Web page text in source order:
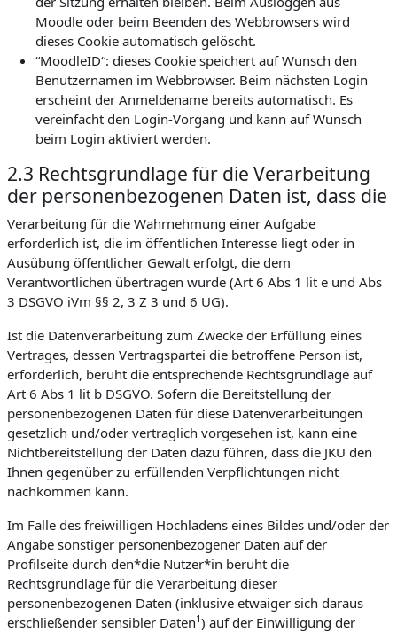
Moodle oder beim Beenden des Webbrowsers wird
dieses Cookie automatisch gelöscht.
“MoodleID“: dieses Cookie speichert auf Wunsch den
Benutzernamen im Webbrowser. Beim nächsten Login
erscheint der Anmeldename bereits automatisch. Es
vereinfacht den Login-Vorgang und kann auf Wunsch
beim Login aktiviert werden.
2.3 Rechtsgrundlage für die Verarbeitung
der personenbezogenen Daten ist, dass die
Verarbeitung für die Wahrnehmung einer Aufgabe
erforderlich ist, die im öffentlichen Interesse liegt oder in
Ausübung öffentlicher Gewalt erfolgt, die dem
Verantwortlichen übertragen wurde (Art 6 Abs 1 lit e und Abs
3 DSGVO iVm §§ 2, 3 Z 3 und 6 UG).
Ist die Datenverarbeitung zum Zwecke der Erfüllung eines
Vertrages, dessen Vertragspartei die betroffene Person ist,
erforderlich, beruht die entsprechende Rechtsgrundlage auf
Art 6 Abs 1 lit b DSGVO. Sofern die Bereitstellung der
personenbezogenen Daten für diese Datenverarbeitungen
gesetzlich und/oder vertraglich vorgesehen ist, kann eine
Nichtbereitstellung der Daten dazu führen, dass die JKU den
Ihnen gegenüber zu erfüllenden Verpflichtungen nicht
nachkommen kann.
Im Falle des freiwilligen Hochladens eines Bildes und/oder der
Angabe sonstiger personenbezogener Daten auf der
Profilseite durch den*die Nutzer*in beruht die
Rechtsgrundlage für die Verarbeitung dieser
personenbezogenen Daten (inklusive etwaiger sich daraus
erschließender sensibler Daten1) auf der Einwilligung der